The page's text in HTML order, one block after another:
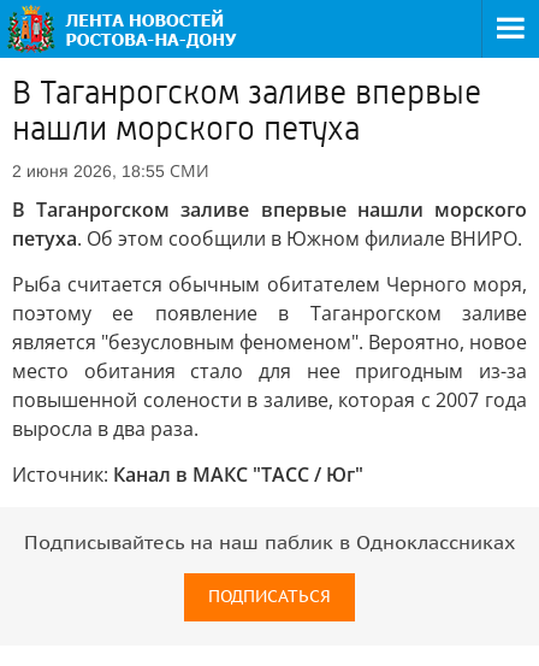
В Таганрогском заливе впервые
нашли морского петуха
2 июня 2026, 18:55 СМИ
В Таганрогском заливе впервые нашли морского
петуха. Об этом сообщили в Южном филиале ВНИРО.
Рыба считается обычным обитателем Черного моря,
поэтому ее появление в Таганрогском заливе
является "безусловным феноменом". Вероятно, новое
место обитания стало для нее пригодным из-за
повышенной солености в заливе, которая с 2007 года
выросла в два раза.
Источник: Канал в МАКС "ТАСС / Юг"
Подписывайтесь на наш паблик в Одноклассниках
ПОДПИСАТЬСЯ